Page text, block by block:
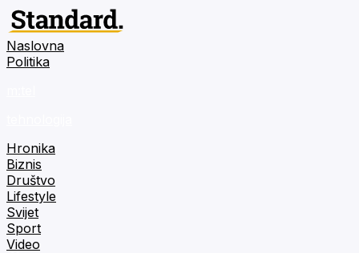
Naslovna
Politika
Hronika
Biznis
Društvo
Lifestyle
Svijet
Sport
Video